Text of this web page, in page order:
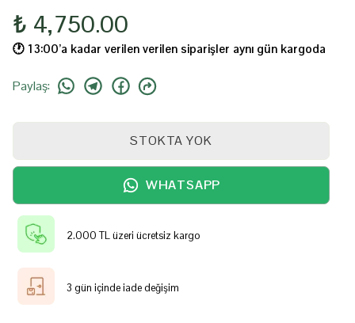
₺ 4,750.00
🕐️ 13:00’a kadar verilen verilen siparişler aynı gün kargoda
Paylaş:
STOKTA YOK
WHATSAPP
2.000 TL üzeri ücretsiz kargo
3 gün içinde iade değişim